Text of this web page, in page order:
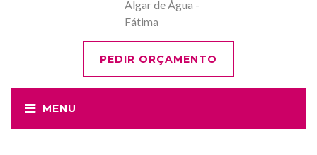
Algar de Água -
Fátima
PEDIR ORÇAMENTO